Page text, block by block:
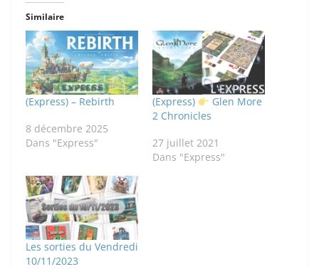
Similaire
(Express) – Rebirth
8 décembre 2025
Dans "Express"
(Express)
Glen More
2 Chronicles
27 juillet 2021
Dans "Express"
Les sorties du Vendredi
10/11/2023